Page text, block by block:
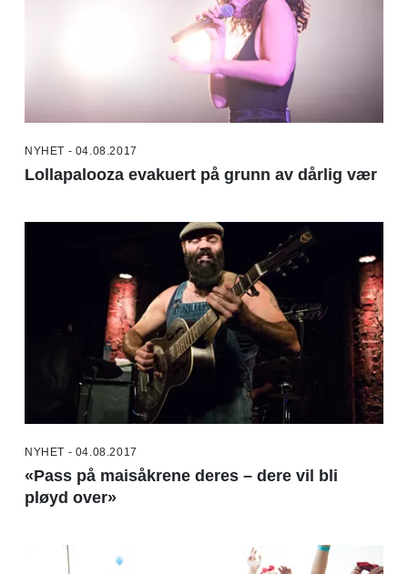
NYHET - 04.08.2017
Lollapalooza evakuert på grunn av dårlig vær
NYHET - 04.08.2017
«Pass på maisåkrene deres – dere vil bli
pløyd over»